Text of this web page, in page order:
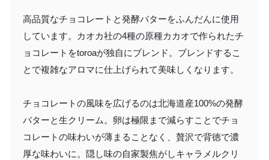
高品質なチョコレートと発酵バターをふんだんに使用
しています。カオカ社の4種の原種カカオで作られたチ
ョコレートをtoroaが独自にブレンド。ブレンドするこ
とで複雑なアロマに仕上げられて美味しくなります。
チョコレートの風味を広げるのは北海道産100%の発酵
バターと生クリーム。卵は極限まで減らすことでチョ
コレートの味わいが薄まることなく、贅沢で背徳で濃
厚な味わいに。隠し味の自家製焦がしキャラメルクリ